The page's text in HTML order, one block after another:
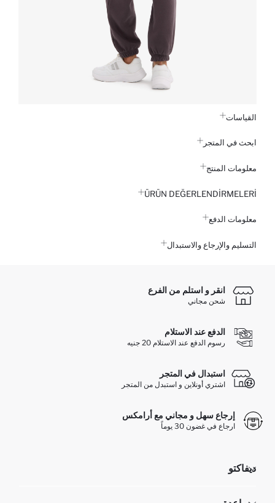
القياسات
ابحث في المتجر
معلومات المنتج
ÜRÜN DEĞERLENDİRMELERİ
معلومات الدفع
التسليم والإرجاع والاستبدال
انقر و استلم من الفرع
شحن مجاني
الدفع عند الاستلام
رسوم الدفع عند الاستلام 20 جنيه
استبدال في المتجر
اشتري أونلاين و استبدل من المتجر
إرجاع سهل و مجاني مع أرامكس
ارجاع في غضون 30 يوماً
ديفاكتو